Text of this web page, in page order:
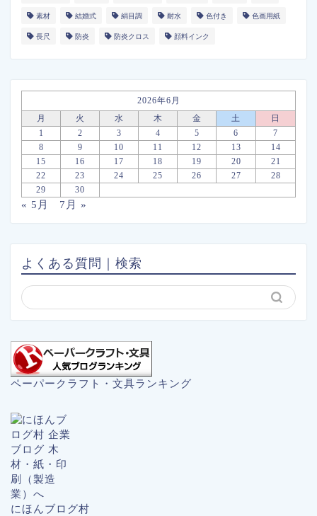
素材 結婚式 絹目調 耐水 色付き 色画用紙
長尺 防炎 防炎クロス 顔料インク
2026年6月
月
火 水 木 金 土
日
1
2 3 4 5 6
7
8
9 10 11 12 13
14
15
16 17 18 19 20
21
22
23 24 25 26 27
28
29
30
« 5月 7月 »
よくある質問｜検索
ペーパークラフト・文具ランキング
にほんブログ村